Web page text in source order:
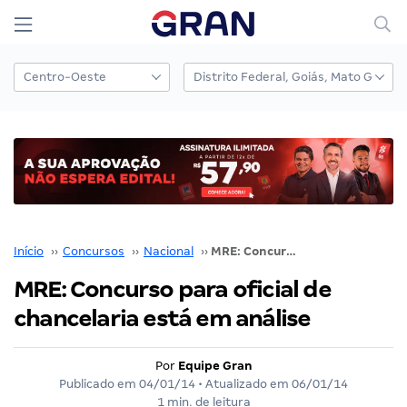
Início ›› Concursos ›› Nacional ›› MRE: Concurso para oficial de chancelaria está em análise
MRE: Concurso para oficial de
chancelaria está em análise
Por Equipe Gran
Publicado em 04/01/14 • Atualizado em 06/01/14
1 min. de leitura